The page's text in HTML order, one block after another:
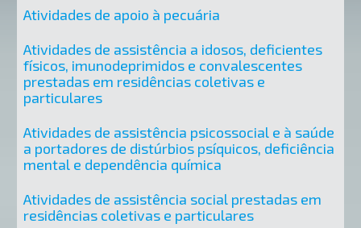
Atividades de apoio à pecuária
Atividades de assistência a idosos, deficientes
físicos, imunodeprimidos e convalescentes
prestadas em residências coletivas e
particulares
Atividades de assistência psicossocial e à saúde
a portadores de distúrbios psíquicos, deficiência
mental e dependência química
Atividades de assistência social prestadas em
residências coletivas e particulares